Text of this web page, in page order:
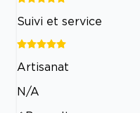
Suivi et service
Artisanat
N/A